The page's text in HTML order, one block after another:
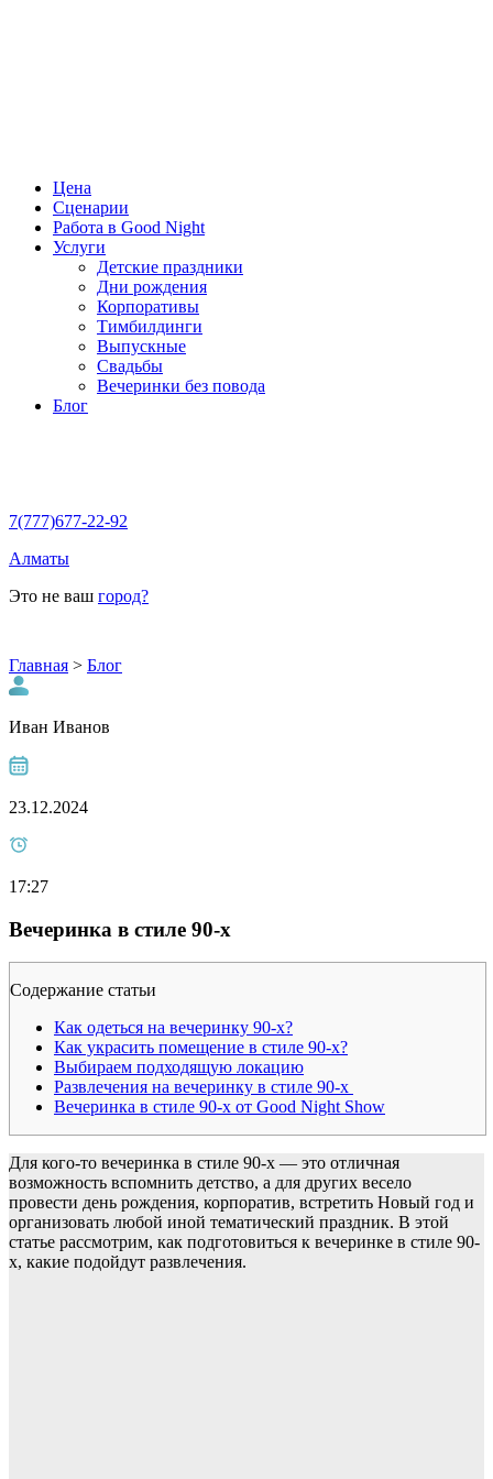
Цена
Сценарии
Работа в Good Night
Услуги
Детские праздники
Дни рождения
Корпоративы
Тимбилдинги
Выпускные
Свадьбы
Вечеринки без повода
Блог
7(777)677-22-92
Алматы
Это не ваш город?
Главная > Блог
Иван Иванов
23.12.2024
17:27
Вечеринка в стиле 90-х
Содержание статьи
Как одеться на вечеринку 90-х?
Как украсить помещение в стиле 90-х?
Выбираем подходящую локацию
Развлечения на вечеринку в стиле 90-х
Вечеринка в стиле 90-х от Good Night Show
Для кого-то вечеринка в стиле 90-х — это отличная
возможность вспомнить детство, а для других весело
провести день рождения, корпоратив, встретить Новый год и
организовать любой иной тематический праздник. В этой
статье рассмотрим, как подготовиться к вечеринке в стиле 90-
х, какие подойдут развлечения.